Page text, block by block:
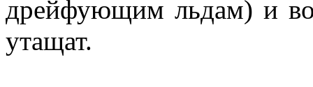
дрейфующим льдам) и
утащат.